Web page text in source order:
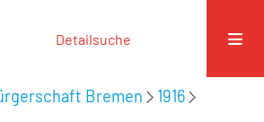
Detailsuche
Bremen
1916